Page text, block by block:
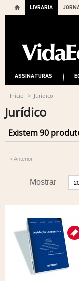
LIVRARIA
ASSINATURAS
Início > Jurídico
Jurídico
Existem 90
« Anterior
Mostrar